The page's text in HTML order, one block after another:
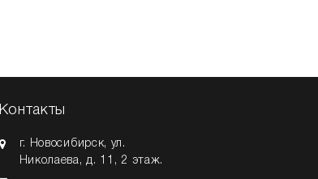
Контакты
г. Новосибирск, ул.
Николаева, д. 11 , 2 этаж.